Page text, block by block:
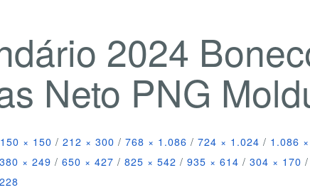
2024
Neto PNG
150 × 150 / 212 × 300 / 768 × 1.086 / 724 × 1.024 / 1.086
380 × 249 / 650 × 427 / 825 × 542 / 935 × 614 / 304 × 170 /